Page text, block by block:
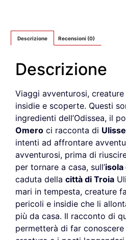
Descrizione Recensioni (0)
Descrizione
Viaggi avventurosi,
insidie e scoperte. Questi
ingredienti dell’Odissea, il
Omero ci racconta di Ulisse
intenti ad affrontare
avventurosi, prima di
per tornare a casa, sull’isola
caduta della città di Troia
mari in tempesta, creature
pericoli e insidie che li
più da casa. Il racconto di
permetterà di far